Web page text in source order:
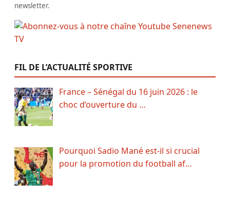
newsletter.
FIL DE L’ACTUALITÉ SPORTIVE
France – Sénégal du 16 juin 2026 : le
choc d’ouverture du …
Pourquoi Sadio Mané est-il si crucial
pour la promotion du football af…